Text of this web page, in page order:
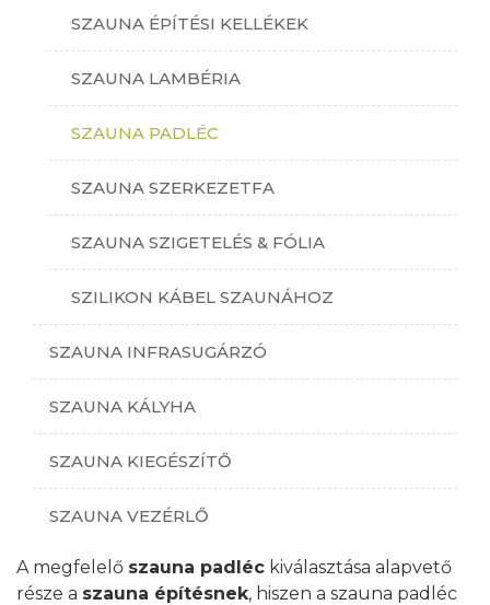
SZAUNA ÉPÍTÉSI KELLÉKEK
SZAUNA LAMBÉRIA
SZAUNA PADLÉC
SZAUNA SZERKEZETFA
SZAUNA SZIGETELÉS & FÓLIA
SZILIKON KÁBEL SZAUNÁHOZ
SZAUNA INFRASUGÁRZÓ
SZAUNA KÁLYHA
SZAUNA KIEGÉSZÍTŐ
SZAUNA VEZÉRLŐ
A megfelelő szauna padléc kiválasztása alapvető
része a szauna építésnek, hiszen a szauna padléc